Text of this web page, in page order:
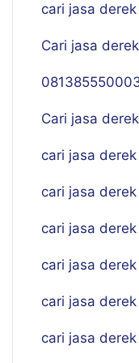
cari jasa
Cari jasa
Cari jasa
cari jasa
cari jasa
cari jasa
cari jasa
cari jasa
cari jasa